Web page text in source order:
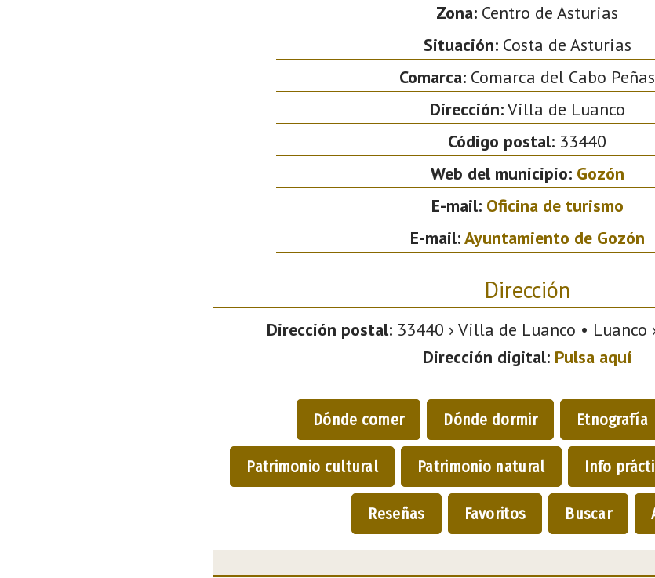
Zona: Centro de Asturias
Situación:Costa de Asturias
Comarca: Comarca del Cabo Peñas
Dirección:Villa de Luanco
Código postal: 33440
Web del municipio: Gozón
E-mail: Oficina de turismo
E-mail:Ayuntamiento de Gozón
Dirección
Dirección postal: 33440 › Villa de Luanco • Luanco
Dirección digital: Pulsa aquí
Dónde comer Dónde dormir Etnografía
Patrimonio cultural Patrimonio natural Info
Reseñas Favoritos Buscar